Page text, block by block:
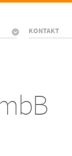
KONTAKT